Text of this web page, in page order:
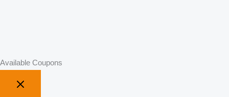
Available Coupons